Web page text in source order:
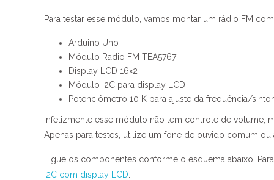
Para testar esse módulo, vamos montar um rádio FM
Arduino Uno
Módulo Radio FM TEA5767
Display LCD 16×2
Módulo I2C para display LCD
Potenciômetro 10 K para ajuste da frequência/
Infelizmente esse módulo não tem controle de volume,
Apenas para testes, utilize um fone de ouvido comum
Ligue os componentes conforme o esquema abaixo.
I2C com display LCD: